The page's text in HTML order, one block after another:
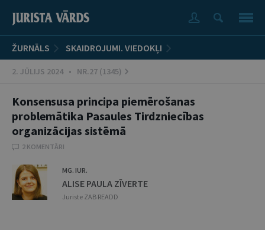
ŽURNĀLS SKAIDROJUMI. VIEDOKĻI
2. JŪLIJS 2024 • NR.27 (1345)
Konsensusa principa piemērošanas
problemātika Pasaules Tirdzniecības
organizācijas sistēmā
2 KOMENTĀRI
MG. IUR.
ALISE PAULA ZĪVERTE
Juriste ZAB READD